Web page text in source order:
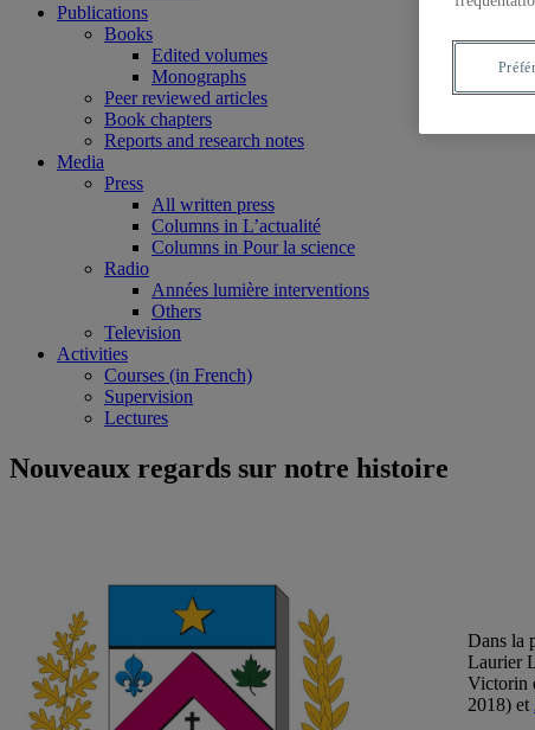
Publications
Books
Edited volumes
Monographs
Peer reviewed articles
Book chapters
Reports and research notes
Media
Press
All written press
Columns in L’actualité
Columns in Pour la science
Radio
Années lumière interventions
Others
Television
Activities
Courses (in French)
Supervision
Lectures
Nouveaux regards sur notre histoire
Dans la
Laurier
Victorin
2018) et